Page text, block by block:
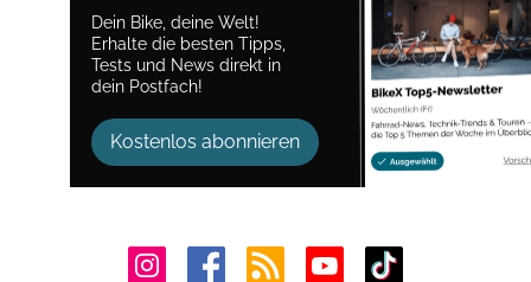
Dein Bike, deine Welt!
Erhalte die besten Tipps,
Tests und News direkt in
dein Postfach!
Kostenlos abonnieren